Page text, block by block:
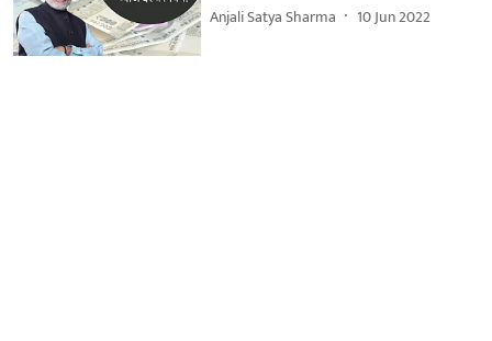
Anjali Satya Sharma 10 Jun 2022